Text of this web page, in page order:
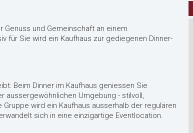
Genuss und Gemeinschaft an einem
für Sie wird ein Kaufhaus zur gediegenen Dinner-
Beim Dinner im Kaufhaus geniessen Sie
aussergewöhnlichen Umgebung - stilvoll,
Gruppe wird ein Kaufhaus ausserhalb der regulären
sich in eine einzigartige Eventlocation.